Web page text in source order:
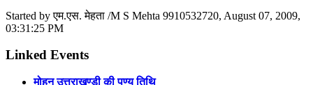
Started by एम.एस. मेहता /M S Mehta 9910532720, August 07, 2009,
03:31:25 PM
Linked Events
मोहन उत्तराखण्डी की पुण्य तिथि